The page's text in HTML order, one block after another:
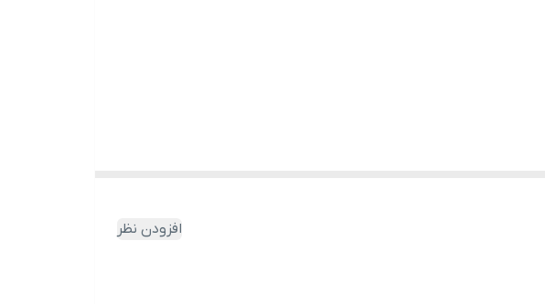
افزودن نظر